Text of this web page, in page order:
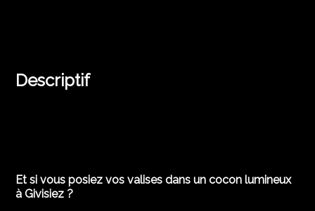
Descriptif
Et si vous posiez vos valises dans un cocon lumineux
à Givisiez ?